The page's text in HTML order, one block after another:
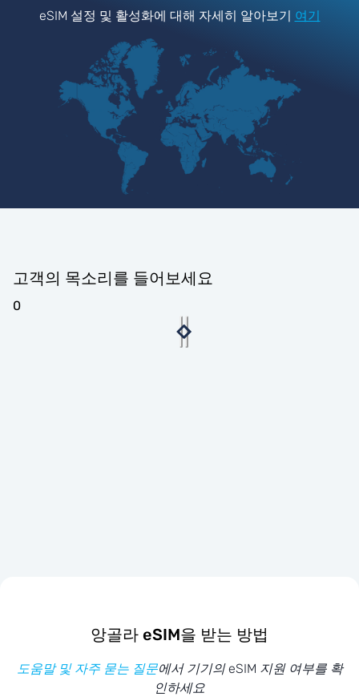
eSIM 설정 및 활성화에 대해 자세히 알아보기 여기
고객의 목소리를 들어보세요
0
앙골라 eSIM을 받는 방법
도움말 및 자주 묻는 질문에서 기기의 eSIM 지원 여부를 확
인하세요